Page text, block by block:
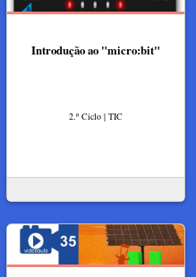
Introdução ao "micro:bit"
2.º Ciclo | TIC